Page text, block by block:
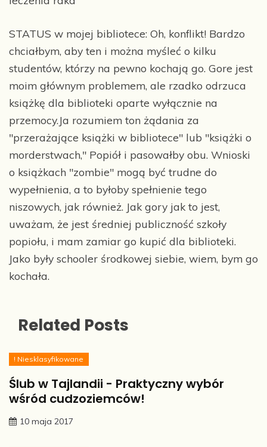
STATUS w mojej bibliotece: Oh, konflikt! Bardzo
chciałbym, aby ten i można myśleć o kilku
studentów, którzy na pewno kochają go. Gore jest
moim głównym problemem, ale rzadko odrzuca
książkę dla biblioteki oparte wyłącznie na
przemocy.Ja rozumiem ton żądania za
"przerażające książki w bibliotece" lub "książki o
morderstwach," Popiół i pasowałby obu. Wnioski
o książkach "zombie" mogą być trudne do
wypełnienia, a to byłoby spełnienie tego
niszowych, jak również. Jak gory jak to jest,
uważam, że jest średniej publiczność szkoły
popiołu, i mam zamiar go kupić dla biblioteki.
Jako były schooler środkowej siebie, wiem, bym go
kochała.
Related Posts
! Niesklasyfikowane
Ślub w Tajlandii - Praktyczny wybór
wśród cudzoziemców!
10 maja 2017